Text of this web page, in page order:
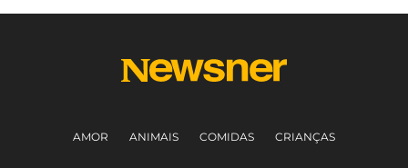
AMOR ANIMAIS COMIDAS CRIANÇAS